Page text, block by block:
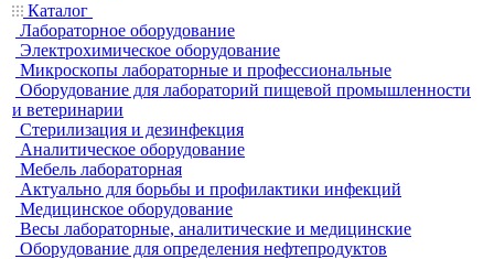
Каталог
Лабораторное оборудование
Электрохимическое оборудование
Микроскопы лабораторные и профессиональные
Оборудование для лабораторий пищевой промышленности
и ветеринарии
Стерилизация и дезинфекция
Аналитическое оборудование
Мебель лабораторная
Актуально для борьбы и профилактики инфекций
Медицинское оборудование
Весы лабораторные, аналитические и медицинские
Оборудование для определения нефтепродуктов